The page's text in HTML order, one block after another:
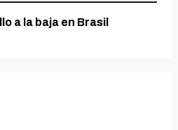
a la baja en Brasil